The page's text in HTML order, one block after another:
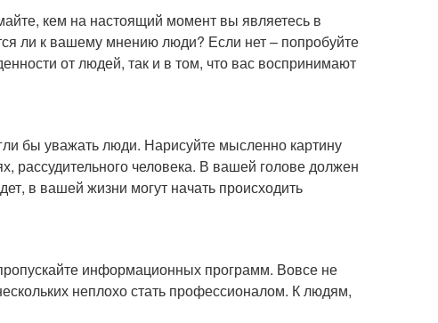
кем на настоящий момент вы являетесь в
ли к вашему мнению люди? Если нет – попробуйте
от людей, так и в том, что вас воспринимают
бы уважать люди. Нарисуйте мысленно картину
рассудительного человека. В вашей голове должен
в вашей жизни могут начать происходить
информационных программ. Вовсе не
неплохо стать профессионалом. К людям,